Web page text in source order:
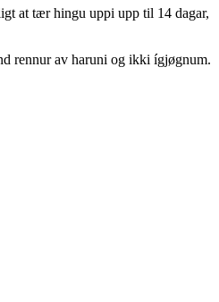
at tær hingu uppi upp til 14 dagar,
rennur av haruni og ikki ígjøgnum.